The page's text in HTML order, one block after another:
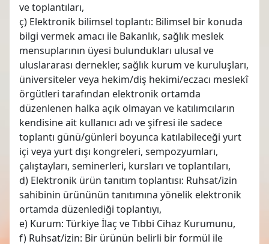
ve toplantıları,
ç) Elektronik bilimsel toplantı: Bilimsel bir konuda
bilgi vermek amacı ile Bakanlık, sağlık meslek
mensuplarının üyesi bulundukları ulusal ve
uluslararası dernekler, sağlık kurum ve kuruluşları,
üniversiteler veya hekim/diş hekimi/eczacı meslekî
örgütleri tarafından elektronik ortamda
düzenlenen halka açık olmayan ve katılımcıların
kendisine ait kullanıcı adı ve şifresi ile sadece
toplantı günü/günleri boyunca katılabileceği yurt
içi veya yurt dışı kongreleri, sempozyumları,
çalıştayları, seminerleri, kursları ve toplantıları,
d) Elektronik ürün tanıtım toplantısı: Ruhsat/izin
sahibinin ürününün tanıtımına yönelik elektronik
ortamda düzenlediği toplantıyı,
e) Kurum: Türkiye İlaç ve Tıbbi Cihaz Kurumunu,
f) Ruhsat/izin: Bir ürünün belirli bir formül ile